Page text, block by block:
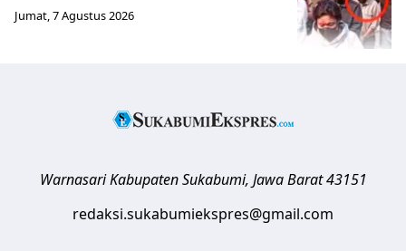
Jumat, 7 Agustus 2026
Warnasari Kabupaten Sukabumi, Jawa Barat 43151
redaksi.sukabumiekspres@gmail.com